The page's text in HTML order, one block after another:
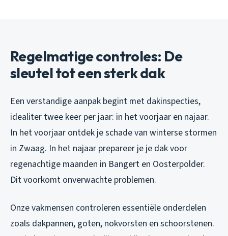
Regelmatige controles: De
sleutel tot een sterk dak
Een verstandige aanpak begint met dakinspecties,
idealiter twee keer per jaar: in het voorjaar en najaar.
In het voorjaar ontdek je schade van winterse stormen
in Zwaag. In het najaar prepareer je je dak voor
regenachtige maanden in Bangert en Oosterpolder.
Dit voorkomt onverwachte problemen.
Onze vakmensen controleren essentiële onderdelen
zoals dakpannen, goten, nokvorsten en schoorstenen.